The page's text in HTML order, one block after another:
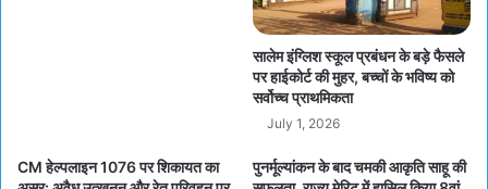
सालेम इंग्लिश स्कूल प्रबंधन के बड़े फैसले
पर हाईकोर्ट की मुहर, बच्चों के भविष्य को
सर्वोच्च प्राथमिकता
July 1, 2026
CM हेल्पलाइन 1076 पर शिकायत का
पुनर्मूल्यांकन के बाद चमकी आकृति साहू की